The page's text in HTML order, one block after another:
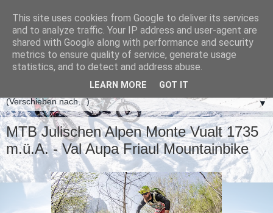
▼
MTB Julischen Alpen Monte Vualt 1735
m.ü.A. - Val Aupa Friaul Mountainbike
This site uses cookies from Google to deliver its services
and to analyze traffic. Your IP address and user-agent are
shared with Google along with performance and security
metrics to ensure quality of service, generate usage
statistics, and to detect and address abuse.
LEARN MORE GOT IT